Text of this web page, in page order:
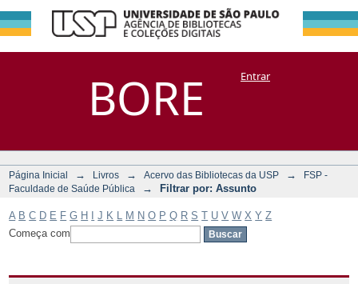
BORE
Filtrar por:
Assunto
DSpace/Manakin + CoriscoEntrar
Página Inicial → Livros → Acervo das Bibliotecas da USP →
FSP -
Faculdade de Saúde Pública
→ Filtrar por: Assunto
A B C D E F G H J K M N O P Q R S T U V W X Y Z
Começa com